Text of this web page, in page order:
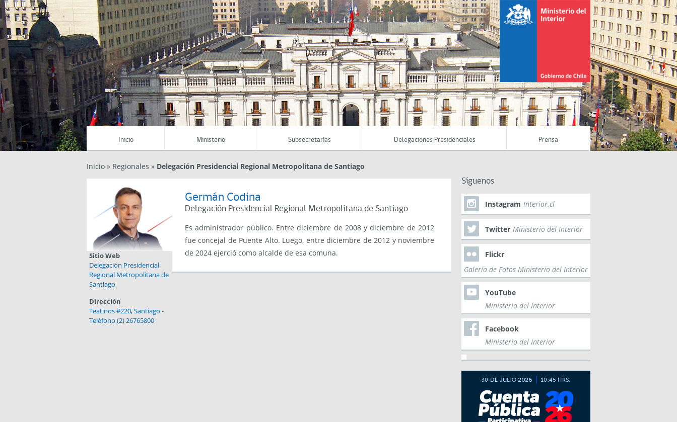
Inicio Ministerio Subsecretarías Delegaciones Presidenciales Prensa
Inicio » Regionales » Delegación Presidencial Regional Metropolitana de Santiago
Sitio Web
Delegación Presidencial
Regional Metropolitana de
Santiago
Dirección
Teatinos #220, Santiago -
Teléfono (2) 26765800
Germán Codina
Delegación Presidencial Regional Metropolitana de Santiago
Es administrador público. Entre diciembre de 2008 y diciembre de 2012
fue concejal de Puente Alto. Luego, entre diciembre de 2012 y noviembre
de 2024 ejerció como alcalde de esa comuna.
Síguenos
Instagram Interior.cl
Twitter Ministerio del Interior
Flickr
Galería de Fotos Ministerio del Interior
YouTube
Ministerio del Interior
Facebook
Ministerio del Interior